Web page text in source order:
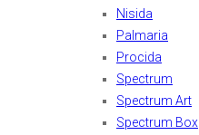
Nisida
Palmaria
Procida
Spectrum
Spectrum Art
Spectrum Box